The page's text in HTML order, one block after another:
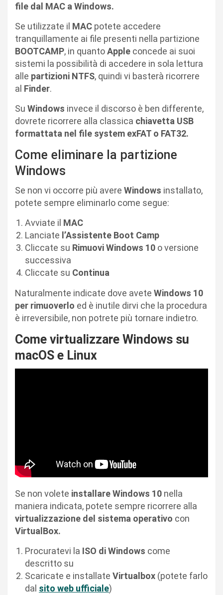
file dal MAC a Windows.
Se utilizzate il MAC potete accedere
tranquillamente ai file presenti nella partizione
BOOTCAMP, in quantoApple concede ai suoi
sistemi la possibilità di accedere in sola lettura
alle partizioni NTFS, quindi vi basterà ricorrere
al Finder.
Su Windows invece il discorso è ben differente,
dovrete ricorrere alla classica chiavetta USB
formattata nel file system exFAT o FAT32.
Come eliminare la partizione
Windows
Se non vi occorre più avere Windows installato,
potete sempre eliminarlo come segue:
Avviate il MAC
Lanciate l’Assistente Boot Camp
Cliccate su RimuoviWindows 10 o versione
successiva
Cliccate su Continua
Naturalmente indicate dove avete Windows 10
per rimuoverlo ed è inutile dirvi che la procedura
è irreversibile, non potrete più tornare indietro.
Come virtualizzare Windows su
macOS e Linux
Se non volete installare Windows 10 nella
maniera indicata, potete sempre ricorrere alla
virtualizzazione del sistema operativo con
VirtualBox.
Procuratevi la ISO di Windows come
descritto su
Scaricate e installate Virtualbox (potete farlo
dal sito web ufficiale)